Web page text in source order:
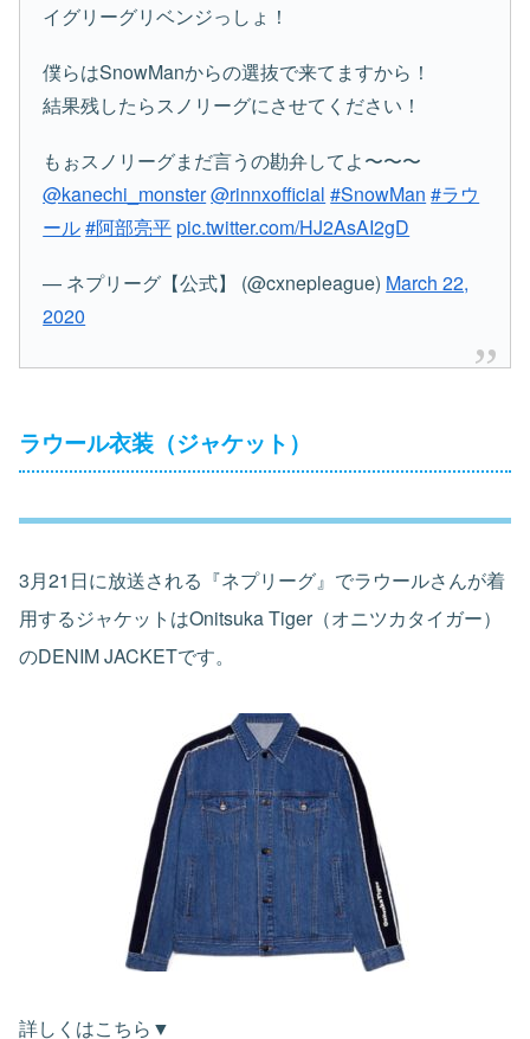
イグリーグリベンジっしょ！
僕らはSnowManからの選抜で来てますから！
結果残したらスノリーグにさせてください！
もぉスノリーグまだ言うの勘弁してよ〜〜〜
@kanechi_monster@rinnxofficial #SnowMan #ラウ
ール#阿部亮平pic.twitter.com/HJ2AsAI2gD
— ネプリーグ【公式】 (@cxnepleague) March 22,
2020
ラウール衣装（ジャケット）
3月21日に放送される『ネプリーグ』でラウールさんが着
用するジャケットはOnitsuka Tiger（オニツカタイガー）
のDENIM JACKETです。
詳しくはこちら▼